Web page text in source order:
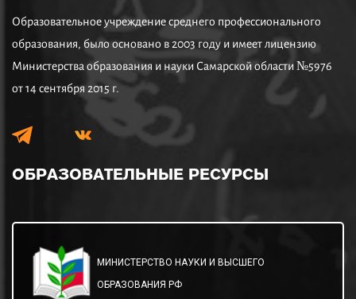
Образовательное учреждение среднего профессионального
образования, было основано в 2003 году и имеет лицензию
Министерства образования и науки Самарской области №5976
от 14 сентября 2015 г.
ОБРАЗОВАТЕЛЬНЫЕ РЕСУРСЫ
МИНИСТЕРСТВО НАУКИ И ВЫСШЕГО
ОБРАЗОВАНИЯ РФ